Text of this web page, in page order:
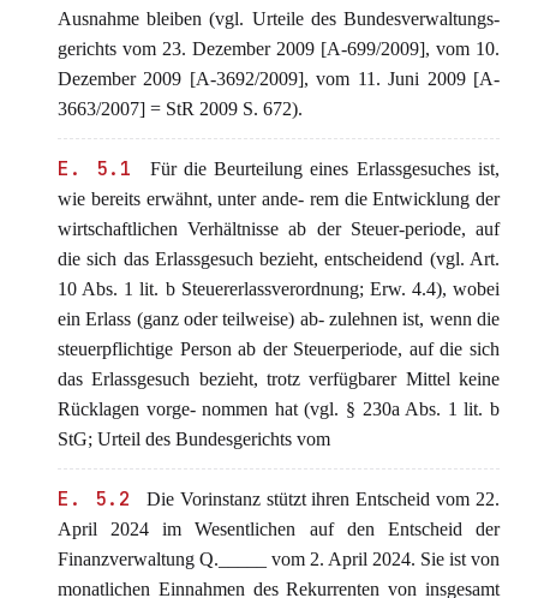
Ausnahme bleiben (vgl. Urteile des Bundesverwaltungs-
gerichts vom 23. Dezember 2009 [A-699/2009], vom 10.
Dezember 2009 [A-3692/2009], vom 11. Juni 2009 [A-
3663/2007] = StR 2009 S. 672).
E. 5.1
Für die Beurteilung eines Erlassgesuches ist,
wie bereits erwähnt, unter ande- rem die Entwicklung der
wirtschaftlichen Verhältnisse ab der Steuer-periode, auf
die sich das Erlassgesuch bezieht, entscheidend (vgl. Art.
10 Abs. 1 lit. b Steuererlassverordnung; Erw. 4.4), wobei
ein Erlass (ganz oder teilweise) ab- zulehnen ist, wenn die
steuerpflichtige Person ab der Steuerperiode, auf die sich
das Erlassgesuch bezieht, trotz verfügbarer Mittel keine
Rücklagen vorge- nommen hat (vgl. § 230a Abs. 1 lit. b
StG; Urteil des Bundesgerichts vom
E. 5.2
Die Vorinstanz stützt ihren Entscheid vom 22.
April 2024 im Wesentlichen auf den Entscheid der
Finanzverwaltung Q._____ vom 2. April 2024. Sie ist von
monatlichen Einnahmen des Rekurrenten von insgesamt